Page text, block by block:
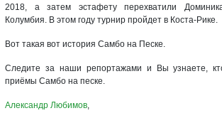
2018, а затем эстафету перехватили
Колумбия. В этом году турнир пройдет в Коста-Рике.
Вот такая вот история Самбо на Песке.
Следите за наши репортажами и Вы узнаете,
приёмы Самбо на песке.
Александр Любимов,